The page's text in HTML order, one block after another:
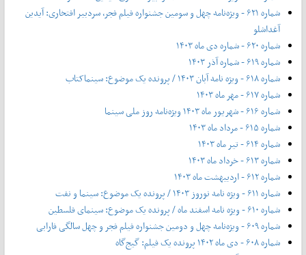
شماره ۶۲۱ - ویژه‌نامه چهل‌ و‌ سومین جشنواره فیلم فجر، سردبیر افتخاری: آیدین
آغداشلو
شماره ۶۲۰ - شماره دی ماه ۱۴۰۳
شماره ۶۱۹ - شماره آذر ۱۴۰۳
شماره ۶۱۸ - ویژه نامه آبان ۱۴۰۳ / پرونده یک موضوع: سینماکتاب
شماره ۶۱۷ - مهر ماه ۱۴۰۳
شماره ۶۱۶ - شهریور ماه ۱۴۰۳ ویژه‌نامه روز ملی سینما
شماره ۶۱۵ - مرداد ماه ۱۴۰۳
شماره ۶۱۴ - تیر ماه ۱۴۰۳
شماره ۶۱۳ - خرداد ماه ۱۴۰۳
شماره ۶۱۲ - اردیبهشت ماه ۱۴۰۳
شماره ۶۱۱ - ویژه نامه نوروز ۱۴۰۳ / پرونده یک موضوع: سینما و نفت
شماره ۶۱۰ - ویژه نامه اسفند ماه / پرونده یک موضوع: سینمای فلسطین
شماره ۶۰۹ - ویژه‌نامه چهل و دومین جشنواره فیلم فجر و چهل سالگی فارابی
شماره ۶۰۸ - دی ماه ۱۴۰۲ پرونده یک فیلم: گیج‌گاه